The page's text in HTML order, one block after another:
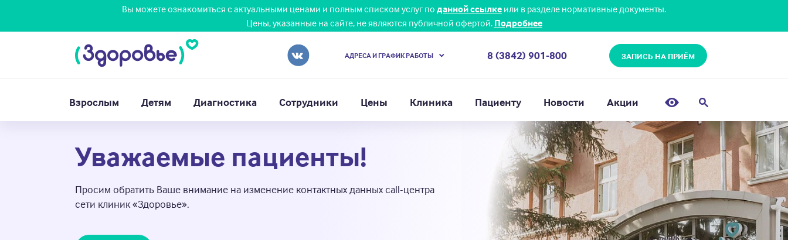
Вы можете ознакомиться с актуальными ценами и полным списком услуг по данной ссылке или в разделе нормативные документы.
Цены, указанные на сайте, не являются публичной офертой. Подробнее
АДРЕСА И ГРАФИК РАБОТЫ 8 (3842) 901-800 ЗАПИСЬ НА ПРИЁМ
Взрослым Детям Диагностика Сотрудники Цены Клиника Пациенту Новости Акции
Уважаемые пациенты!
Просим обратить Ваше внимание на изменение контактных данных call-центра
сети клиник «Здоровье».